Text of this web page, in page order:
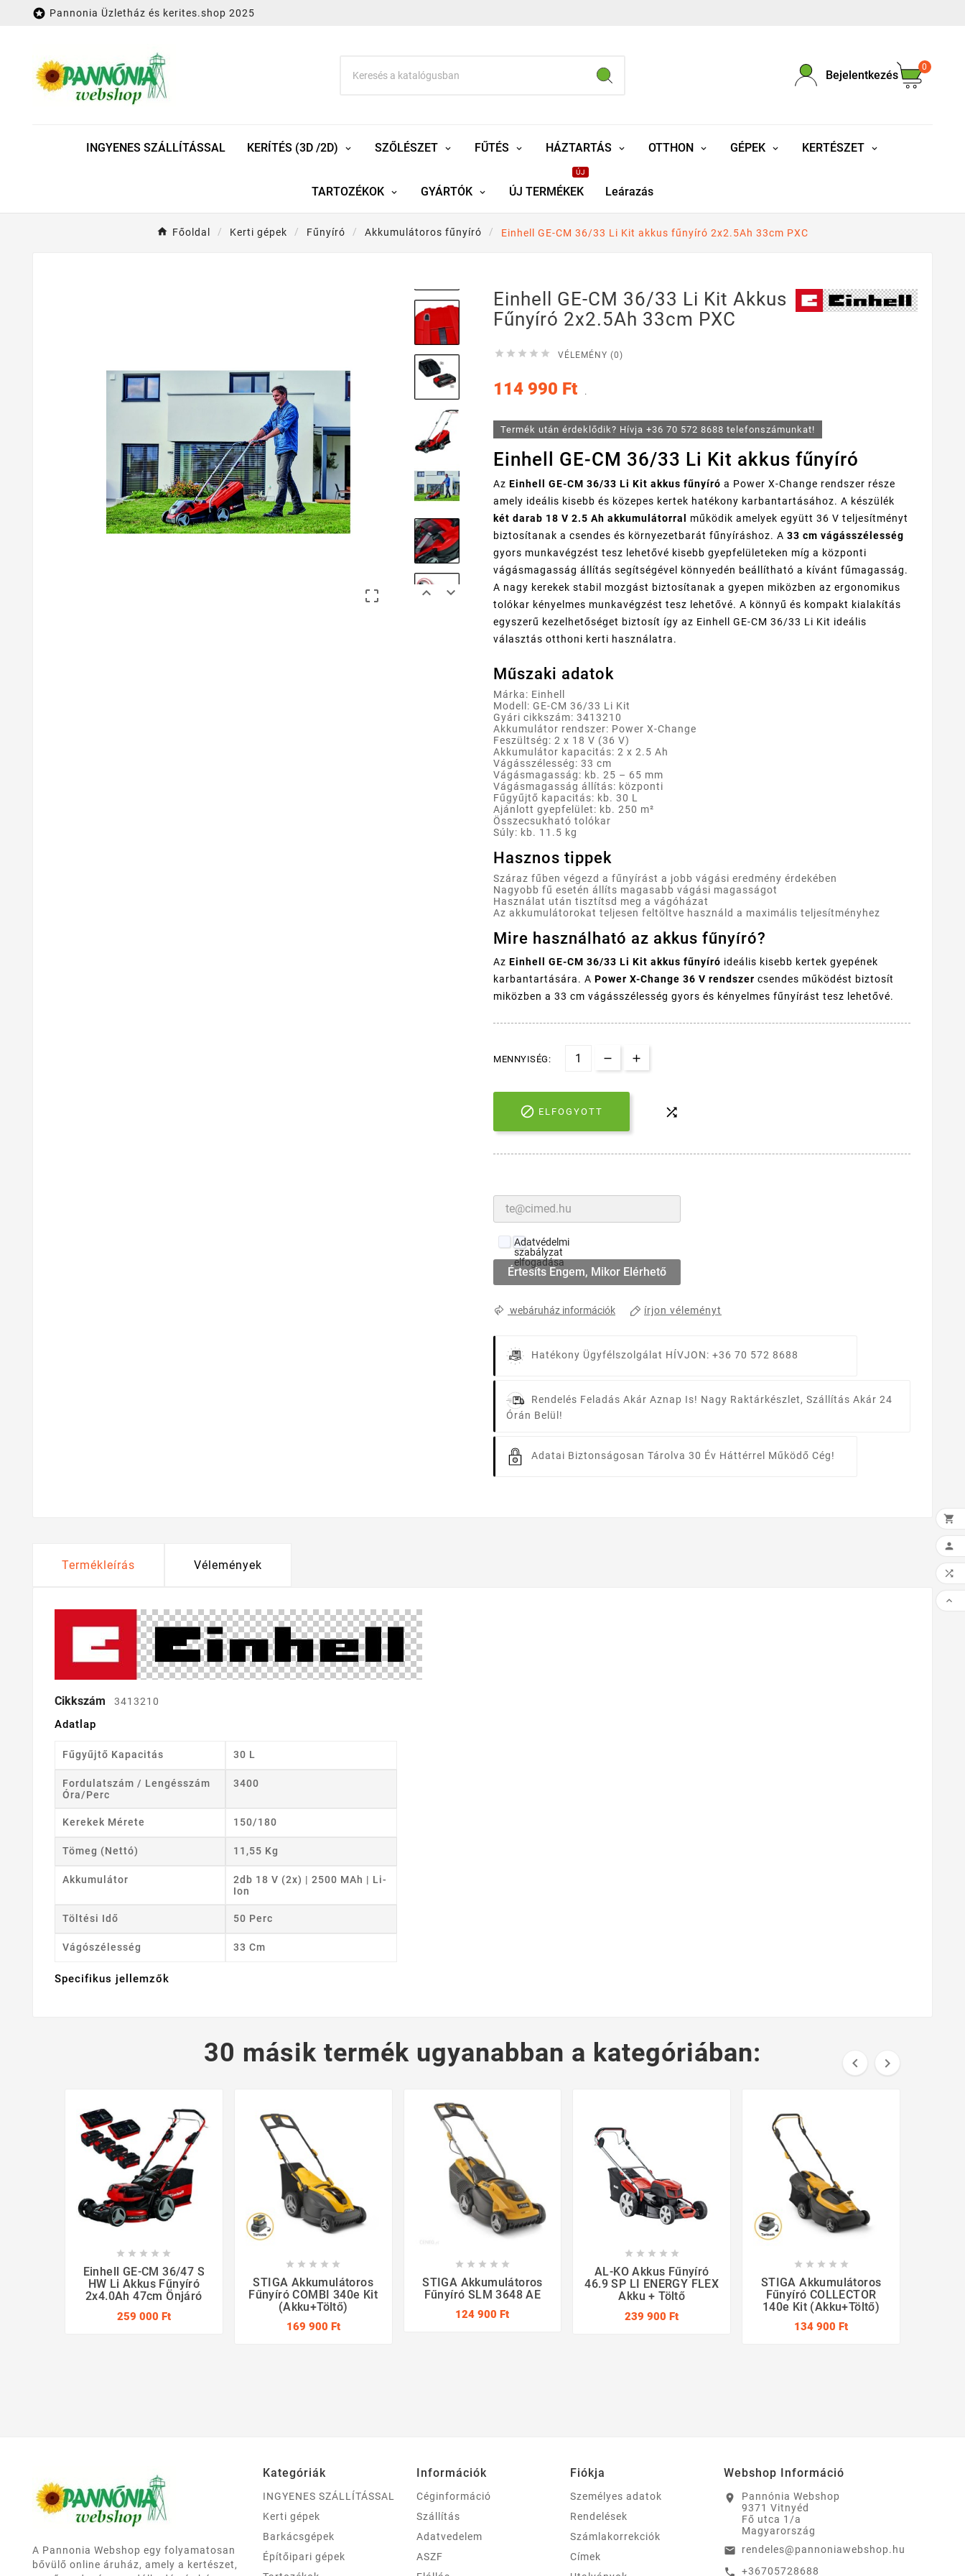
 Pannonia Üzletház és kerites.shop 2025
Bejelentkezés
0
INGYENES SZÁLLÍTÁSSAL KERÍTÉS (3D /2D) SZŐLÉSZET FŰTÉS HÁZTARTÁS OTTHON GÉPEK KERTÉSZET
TARTOZÉKOK GYÁRTÓK ÚJ TERMÉKEK
ÚJ
Leárazás
Főoldal Kerti gépek Fűnyíró Akkumulátoros fűnyíró Einhell GE-CM 36/33 Li Kit akkus fűnyíró 2x2.5Ah 33cm PXC
  
Einhell GE-CM 36/33 Li Kit Akkus
Fűnyíró 2x2.5Ah 33cm PXC
     VÉLEMÉNY (0)
114 990 Ft .
Termék után érdeklődik? Hívja +36 70 572 8688 telefonszámunkat!
Einhell GE-CM 36/33 Li Kit akkus fűnyíró
Az Einhell GE-CM 36/33 Li Kit akkus fűnyíró a Power X-Change rendszer része
amely ideális kisebb és közepes kertek hatékony karbantartásához. A készülék
két darab 18 V 2.5 Ah akkumulátorral
működik amelyek együtt 36 V teljesítményt
biztosítanak a csendes és környezetbarát fűnyíráshoz. A 33 cm vágásszélesség
gyors munkavégzést tesz lehetővé kisebb gyepfelületeken míg a központi
vágásmagasság állítás segítségével könnyedén beállítható a kívánt fűmagasság.
A nagy kerekek stabil mozgást biztosítanak a gyepen miközben az ergonomikus
tolókar kényelmes munkavégzést tesz lehetővé. A könnyű és kompakt kialakítás
egyszerű kezelhetőséget biztosít így az Einhell GE-CM 36/33 Li Kit ideális
választás otthoni kerti használatra.
Műszaki adatok
Márka: Einhell
Modell: GE-CM 36/33 Li Kit
Gyári cikkszám: 3413210
Akkumulátor rendszer: Power X-Change
Feszültség: 2 x 18 V (36 V)
Akkumulátor kapacitás: 2 x 2.5 Ah
Vágásszélesség: 33 cm
Vágásmagasság: kb. 25 – 65 mm
Vágásmagasság állítás: központi
Fűgyűjtő kapacitás: kb. 30 L
Ajánlott gyepfelület: kb. 250 m²
Összecsukható tolókar
Súly: kb. 11.5 kg
Hasznos tippek
Száraz fűben végezd a fűnyírást a jobb vágási eredmény érdekében
Nagyobb fű esetén állíts magasabb vágási magasságot
Használat után tisztítsd meg a vágóházat
Az akkumulátorokat teljesen feltöltve használd a maximális teljesítményhez
Mire használható az akkus fűnyíró?
Az Einhell GE-CM 36/33 Li Kit akkus fűnyíró ideális kisebb kertek gyepének
karbantartására. A Power X-Change 36 V rendszer csendes működést biztosít
miközben a 33 cm vágásszélesség gyors és kényelmes fűnyírást tesz lehetővé.
MENNYISÉG:
 ELFOGYOTT 
Adatvédelmi
szabályzat
elfogadása
Értesíts Engem, Mikor Elérhető
webáruház információk írjon véleményt
Hatékony Ügyfélszolgálat HÍVJON: +36 70 572 8688
Rendelés Feladás Akár Aznap Is! Nagy Raktárkészlet, Szállítás Akár 24
Órán Belül!
Adatai Biztonságosan Tárolva 30 Év Háttérrel Működő Cég!
Termékleírás Vélemények
Cikkszám 3413210
Adatlap
Fűgyűjtő Kapacitás 30 L
Fordulatszám / Lengésszám
Óra/perc
3400
Kerekek Mérete 150/180
Tömeg (nettó) 11,55 Kg
Akkumulátor
2db 18 V (2x) | 2500 MAh | Li-
Ion
Töltési Idő 50 Perc
Vágószélesség 33 Cm
Specifikus jellemzők
30 másik termék ugyanabban a kategóriában:  
    
Einhell GE-CM 36/47 S
HW Li Akkus Fűnyíró
2x4.0Ah 47cm Önjáró
259 000 Ft
    
STIGA Akkumulátoros
Fűnyíró COMBI 340e Kit
(akku+töltő)
169 900 Ft
    
STIGA Akkumulátoros
Fűnyíró SLM 3648 AE
124 900 Ft
    
AL-KO Akkus Fűnyíró
46.9 SP LI ENERGY FLEX
Akku + Töltő
239 900 Ft
    
STIGA Akkumulátoros
Fűnyíró COLLECTOR
140e Kit (akku+töltő)
134 900 Ft
A Pannonia Webshop egy folyamatosan
bővülő online áruház, amely a kertészet,
Kategóriák
INGYENES SZÁLLÍTÁSSAL
Kerti gépek
Barkácsgépek
Építőipari gépek
Információk
Céginformáció
Szállítás
Adatvedelem
ASZF
Fiókja
Személyes adatok
Rendelések
Számlakorrekciók
Címek
Webshop Információ
location_on
Pannónia Webshop
9371 Vitnyéd
Fő utca 1/a
Magyarország
email rendeles@pannoniawebshop.hu
call +36705728688



